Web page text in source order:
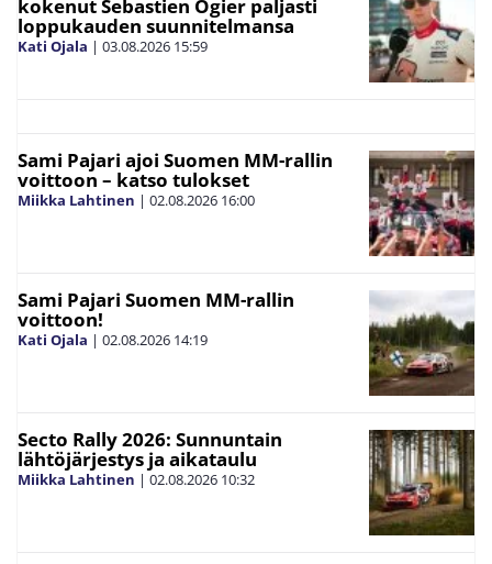
kokenut Sebastien Ogier paljasti
loppukauden suunnitelmansa
Kati Ojala | 03.08.2026 15:59
Sami Pajari ajoi Suomen MM-rallin
voittoon – katso tulokset
Miikka Lahtinen | 02.08.2026 16:00
Sami Pajari Suomen MM-rallin
voittoon!
Kati Ojala | 02.08.2026 14:19
Secto Rally 2026: Sunnuntain
lähtöjärjestys ja aikataulu
Miikka Lahtinen | 02.08.2026 10:32